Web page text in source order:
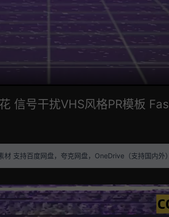
信号干扰VHS风格PR模板
支持百度网盘，夸克网盘，OneDrive（支持国内外